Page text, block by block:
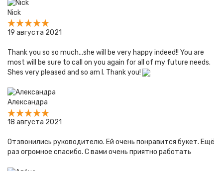
Nick
19 августа 2021
Thank you so so much...she will be very happy indeed!! You are
most will be sure to call on you again for all of my future needs.
Shes very pleased and so am I. Thank you!
Александра
18 августа 2021
Отзвонились руководителю. Ей очень понравится букет. Ещё
раз огромное спасибо. С вами очень приятно работать